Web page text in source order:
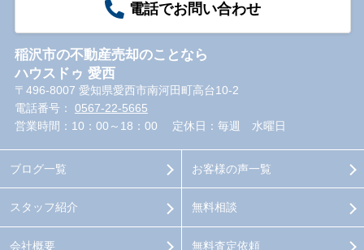
電話でお問い合わせ
稲沢市の不動産売却のことなら
ハウスドゥ 愛西
〒496-8007 愛知県愛西市南河田町高台10-2
電話番号： 0567-22-5665
営業時間：10：00～18：00
定休日：毎週 水曜日
ブログ一覧
スタッフ紹介
会社概要
お客様の声一覧
無料相談
無料査定依頼